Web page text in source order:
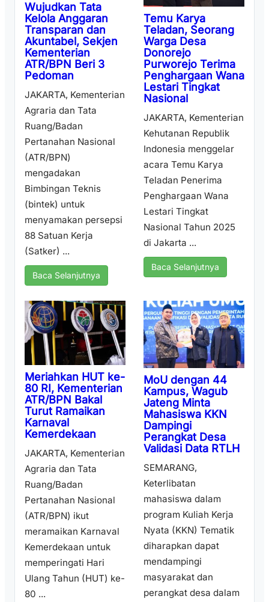
Wujudkan Tata
Kelola Anggaran
Transparan dan
Akuntabel, Sekjen
Kementerian
ATR/BPN Beri 3
Pedoman
JAKARTA, Kementerian
Agraria dan Tata
Ruang/Badan
Pertanahan Nasional
(ATR/BPN)
mengadakan
Bimbingan Teknis
(bintek) untuk
menyamakan persepsi
88 Satuan Kerja
(Satker) ...
Baca Selanjutnya
Temu Karya
Teladan, Seorang
Warga Desa
Donorejo
Purworejo Terima
Penghargaan Wana
Lestari Tingkat
Nasional
JAKARTA, Kementerian
Kehutanan Republik
Indonesia menggelar
acara Temu Karya
Teladan Penerima
Penghargaan Wana
Lestari Tingkat
Nasional Tahun 2025
di Jakarta ...
Baca Selanjutnya
Meriahkan HUT ke-
80 RI, Kementerian
ATR/BPN Bakal
Turut Ramaikan
Karnaval
Kemerdekaan
JAKARTA, Kementerian
Agraria dan Tata
Ruang/Badan
Pertanahan Nasional
(ATR/BPN) ikut
meramaikan Karnaval
Kemerdekaan untuk
memperingati Hari
Ulang Tahun (HUT) ke-
80 ...
MoU dengan 44
Kampus, Wagub
Jateng Minta
Mahasiswa KKN
Dampingi
Perangkat Desa
Validasi Data RTLH
SEMARANG,
Keterlibatan
mahasiswa dalam
program Kuliah Kerja
Nyata (KKN) Tematik
diharapkan dapat
mendampingi
masyarakat dan
perangkat desa dalam